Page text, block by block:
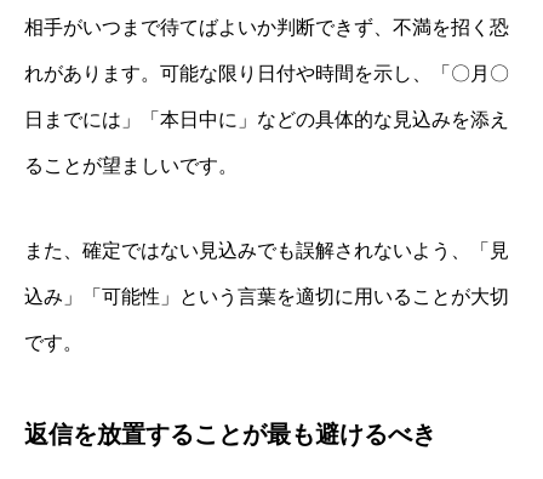
相手がいつまで待てばよいか判断できず、不満を招く恐
れがあります。可能な限り日付や時間を示し、「〇月〇
日までには」「本日中に」などの具体的な見込みを添え
ることが望ましいです。
また、確定ではない見込みでも誤解されないよう、「見
込み」「可能性」という言葉を適切に用いることが大切
です。
返信を放置することが最も避けるべき